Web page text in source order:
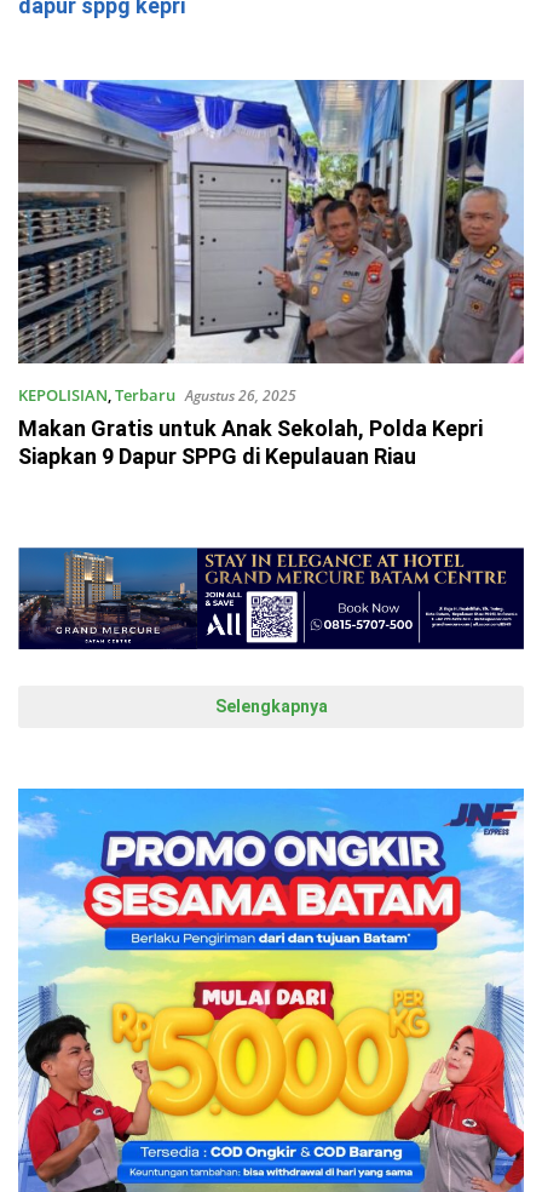
dapur sppg kepri
KEPOLISIAN,Terbaru Agustus 26, 2025
Makan Gratis untuk Anak Sekolah, Polda Kepri
Siapkan 9 Dapur SPPG di Kepulauan Riau
Selengkapnya